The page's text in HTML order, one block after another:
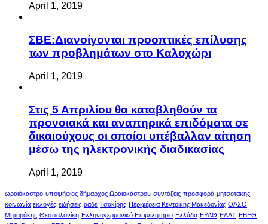
April 1, 2019
ΣΒΕ:Διανοίγονται προοπτικές επίλυσης
των προβλημάτων στο Καλοχώρι
April 1, 2019
Στις 5 Απριλίου θα καταβληθούν τα
προνοιακά και αναπηρικά επιδόματα σε
δικαιούχους οι οποίοι υπέβαλλαν αίτηση
μέσω της ηλεκτρονικής διαδικασίας
April 1, 2019
ωραιόκαστρο υποψήφιος δήμαρχος Ωραιοκάστρου συντάξεις προσφορά μητσοτακης
κοινωνία εκλογές ειδήσεις ααδε Τσακίρης Περιφέρεια Κεντρικής Μακεδονίας ΟΑΣΘ
Μηταράκης Θεσσαλονίκη Ελληνογερμανικό Επιμελητήριο Ελλάδα ΕΥΑΘ ΕΛΑΣ ΕΒΕΘ